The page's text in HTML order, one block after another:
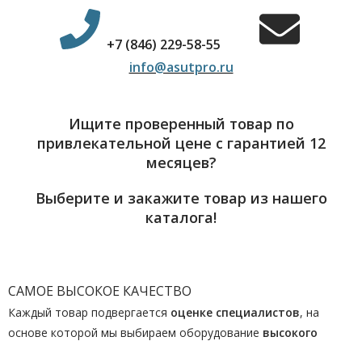
+7 (846) 229-58-55
info@asutpro.ru
Ищите проверенный товар по
привлекательной цене с гарантией 12
месяцев?
Выберите и закажите товар из нашего
каталога!
САМОЕ ВЫСОКОЕ КАЧЕСТВО
Каждый товар подвергается оценке специалистов, на
основе которой мы выбираем оборудование высокого